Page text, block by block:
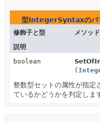
型IntegerSyntaxのパ
修飾子と型
メソッド
説明
boolean
(
整数型セットの属性が指定
ているかどうかを判定しま